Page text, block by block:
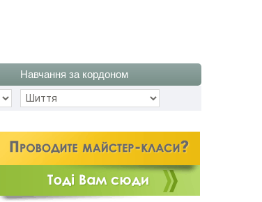
Навчання за кордоном